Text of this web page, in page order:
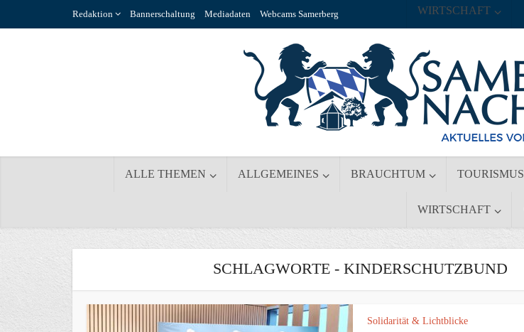
Redaktion Bannerschaltung Mediadaten Webcams Samerberg
ALLE THEMEN ALLGEMEINES BRAUCHTUM TOURISMUS
WIRTSCHAFT
WIRTSCHAFT
SCHLAGWORTE - KINDERSCHUTZBUND
Solidarität & Lichtblicke